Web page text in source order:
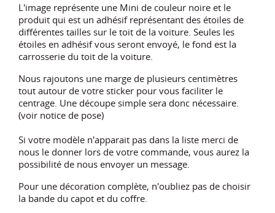
L'image représente une Mini de couleur noire et le
produit qui est un adhésif représentant des étoiles de
différentes tailles sur le toit de la voiture. Seules les
étoiles en adhésif vous seront envoyé, le fond est la
carrosserie du toit de la voiture.
Nous rajoutons une marge de plusieurs centimètres
tout autour de votre sticker pour vous faciliter le
centrage. Une découpe simple sera donc nécessaire.
(voir notice de pose)
Si votre modèle n'apparait pas dans la liste merci de
nous le donner lors de votre commande, vous aurez la
possibilité de nous envoyer un message.
Pour une décoration complète, n'oubliez pas de choisir
la bande du capot et du coffre.